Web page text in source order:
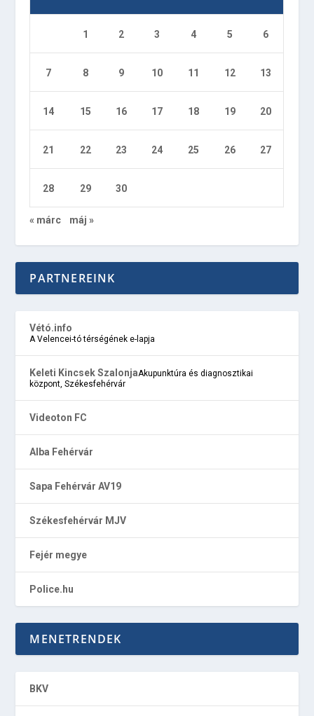
1 2 3 4 5 6
7 8 9 10 11 12 13
14 15 16 17 18 19 20
21 22 23 24 25 26 27
28 29 30
« márc máj »
PARTNEREINK
Vétó.info
A Velencei-tó térségének e-lapja
Keleti Kincsek SzalonjaAkupunktúra és diagnosztikai
központ, Székesfehérvár
Videoton FC
Alba Fehérvár
Sapa Fehérvár AV19
Székesfehérvár MJV
Fejér megye
Police.hu
MENETRENDEK
BKV